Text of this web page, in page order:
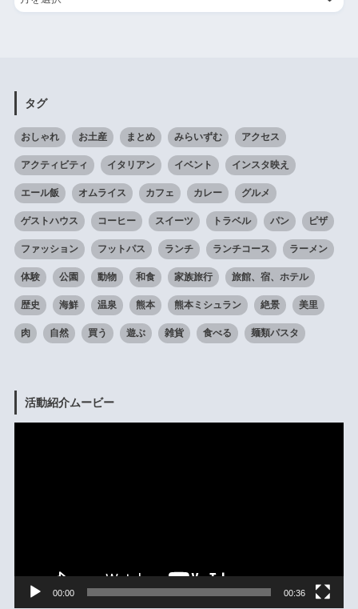
タグ
おしゃれ お土産 まとめ みらいずむ アクセス
アクティビティ イタリアン イベント インスタ映え
エール飯 オムライス カフェ カレー グルメ
ゲストハウス コーヒー スイーツ トラベル パン ピザ
ファッション フットパス ランチ ランチコース ラーメン
体験 公園 動物 和食 家族旅行 旅館、宿、ホテル
歴史 海鮮 温泉 熊本 熊本ミシュラン 絶景 美里
肉 自然 買う 遊ぶ 雑貨 食べる 麺類パスタ
活動紹介ムービー
00:00 00:36